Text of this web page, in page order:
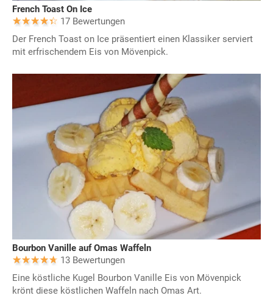
French Toast On Ice
17 Bewertungen
Der French Toast on Ice präsentiert einen Klassiker serviert
mit erfrischendem Eis von Mövenpick.
Bourbon Vanille auf Omas Waffeln
13 Bewertungen
Eine köstliche Kugel Bourbon Vanille Eis von Mövenpick
krönt diese köstlichen Waffeln nach Omas Art.